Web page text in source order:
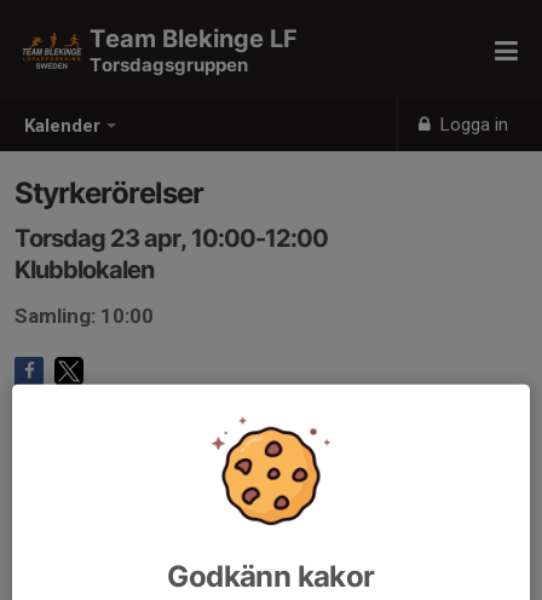
Kalender Logga in
Team Blekinge LF
Torsdagsgruppen
Styrkerörelser
Torsdag 23 apr, 10:00-12:00
Klubblokalen
Samling: 10:00
Godkänn kakor